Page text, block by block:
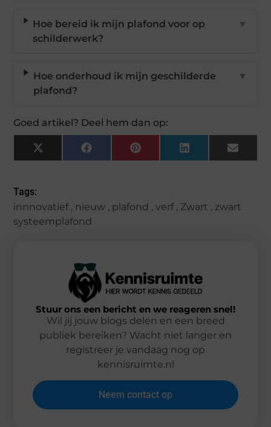
Hoe bereid ik mijn plafond voor op
schilderwerk?
▼
Hoe onderhoud ik mijn geschilderde
plafond?
▼
Goed artikel? Deel hem dan op:
X
(Twitter)
FacebookPinterestLinkedIn Email
Tags:
innnovatief, nieuw , plafond ,verf, Zwart , zwart
systeemplafond
Stuur ons een bericht en we reageren snel!
Wil jij jouw blogs delen en een breed
publiek bereiken? Wacht niet langer en
registreer je vandaag nog op
kennisruimte.nl
Neem contact op